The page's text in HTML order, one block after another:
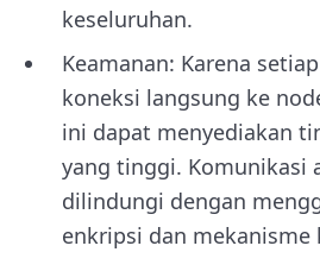
keseluruhan.
Keamanan: Karena
koneksi langsung ke
ini dapat menyediakan
yang tinggi. Komunikasi
dilindungi dengan
enkripsi dan mekanisme